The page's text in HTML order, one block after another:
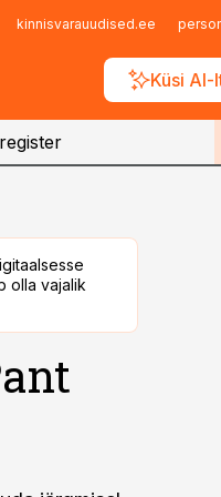
kinnisvarauudised.ee
Küsi AI-
olla vajalik